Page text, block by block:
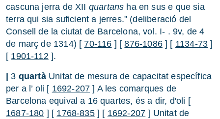
cascuna jerra de XII quartans ha en sus e que sia
terra qui sia suficient a jerres." (deliberació del
Consell de la ciutat de Barcelona, vol. I- . 9v, de 4
de març de 1314) [ 70-116 ] [876-1086] [ 1134-73 ]
[ 1901-112].
3 quartàUnitat de mesura de capacitat específica
per a l’ oli [ 1692-207 ] A les comarques de
Barcelona equival a 16 quartes, és a dir, d'oli [
1687-180 ] [ 1768-835] [ 1692-207 ] Unitat de